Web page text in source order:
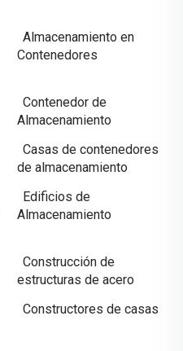
Almacenamiento en
Contenedores
Contenedor de
Almacenamiento
Casas de contenedores
de almacenamiento
Edificios de
Almacenamiento
Construcción de
estructuras de acero
Constructores de casas